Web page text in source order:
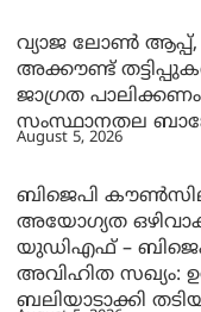
വ്യാജ ലോൺ ആപ്പ്,
അക്കൗണ്ട്
ജാ​ഗ്രത
സംസ്ഥാനതല
August 5, 2026
ബിജെപി
അയോഗ്യത
യുഡിഎഫ് –
അവിഹിത സഖ്യം:
ബലിയാടാക്കി